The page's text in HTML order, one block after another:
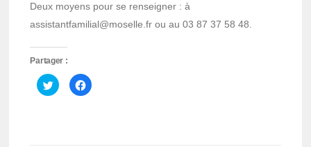
Deux moyens pour se renseigner : à
assistantfamilial@moselle.fr ou au 03 87 37 58 48.
Partager :
Cliquez
pour
partager
Cliquez
pour